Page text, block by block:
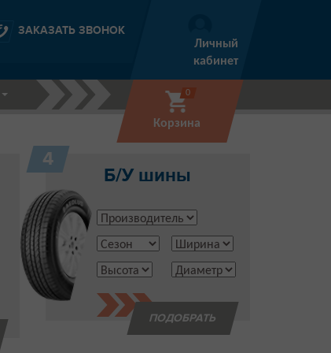
ЗАКАЗАТЬ ЗВОНОК
Личный
кабинет
0
Корзина
4
Б/У шины